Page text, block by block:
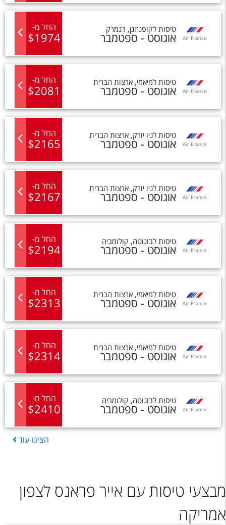
Air France
טיסות לקופנהגן, דנמרק
אוגוסט - ספטמבר
החל מ-
$1974
Air France
טיסות למיאמי, ארצות הברית
אוגוסט - ספטמבר
החל מ-
$2081
Air France
טיסות לניו יורק, ארצות הברית
אוגוסט - ספטמבר
החל מ-
$2165
Air France
טיסות לניו יורק, ארצות הברית
אוגוסט - ספטמבר
החל מ-
$2167
Air France
טיסות לבוגוטה, קולומביה
אוגוסט - ספטמבר
החל מ-
$2194
Air France
טיסות למיאמי, ארצות הברית
אוגוסט - ספטמבר
החל מ-
$2313
Air France
טיסות למיאמי, ארצות הברית
אוגוסט - ספטמבר
החל מ-
$2314
Air France
טיסות לבוגוטה, קולומביה
אוגוסט - ספטמבר
החל מ-
$2410
הציגו עוד
מבצעי טיסות עם אייר פראנס לצפון
אמריקה